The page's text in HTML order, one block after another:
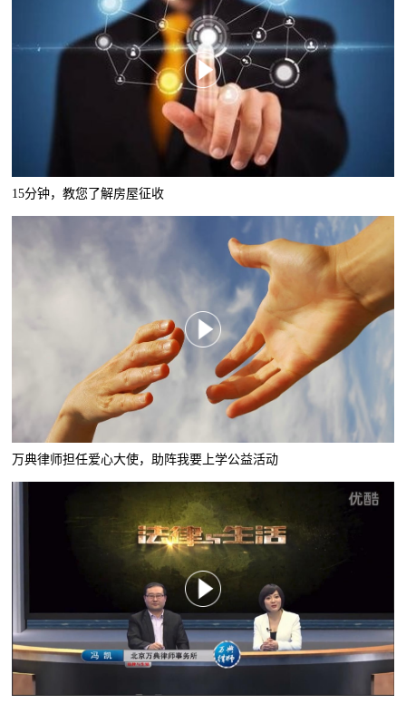
15分钟，教您了解房屋征收
万典律师担任爱心大使，助阵我要上学公益活动